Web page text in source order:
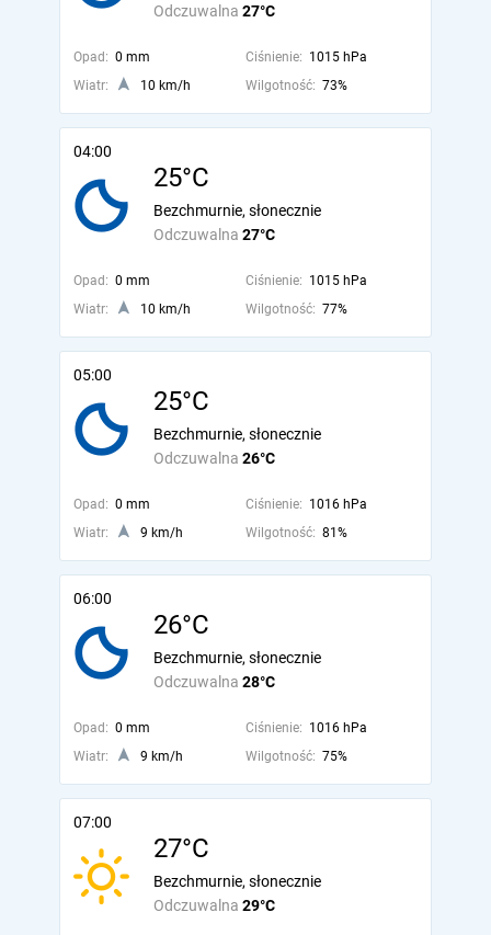
Odczuwalna 27°C
Opad: 0 mm Ciśnienie: 1015 hPa
Wiatr:
10 km/h Wilgotność: 73%
04:00
25°C
Odczuwalna 27°C
Bezchmurnie, słonecznie
Opad: 0 mm Ciśnienie: 1015 hPa
Wiatr:
10 km/h Wilgotność: 77%
05:00
25°C
Odczuwalna 26°C
Bezchmurnie, słonecznie
Opad: 0 mm Ciśnienie: 1016 hPa
Wiatr:
9 km/h Wilgotność: 81%
06:00
26°C
Odczuwalna 28°C
Bezchmurnie, słonecznie
Opad: 0 mm Ciśnienie: 1016 hPa
Wiatr:
9 km/h Wilgotność: 75%
07:00
27°C
Odczuwalna 29°C
Bezchmurnie, słonecznie